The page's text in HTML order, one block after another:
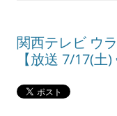
関西テレビ ウ
【放送 7/17(土